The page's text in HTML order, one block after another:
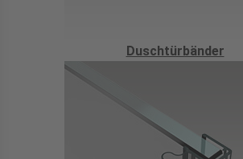
Duschtürbänder